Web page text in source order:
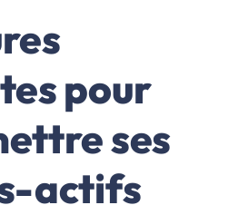
pour
ses
actifs